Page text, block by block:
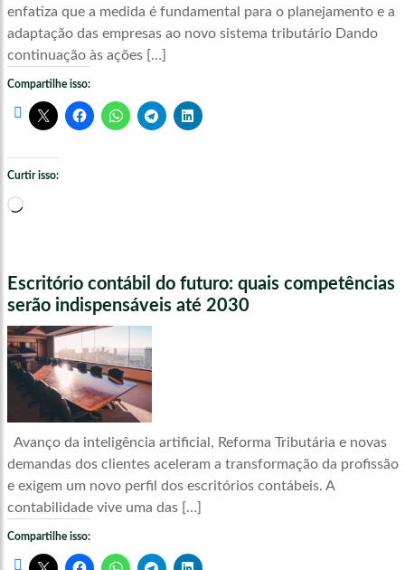
enfatiza que a medida é fundamental para o planejamento e a
adaptação das empresas ao novo sistema tributário Dando
continuação às ações […]
Compartilhe isso:
Curtir isso:
Carregando...
Escritório contábil do futuro: quais competências
serão indispensáveis até 2030
Avanço da inteligência artificial, Reforma Tributária e novas
demandas dos clientes aceleram a transformação da profissão
e exigem um novo perfil dos escritórios contábeis. A
contabilidade vive uma das […]
Compartilhe isso: